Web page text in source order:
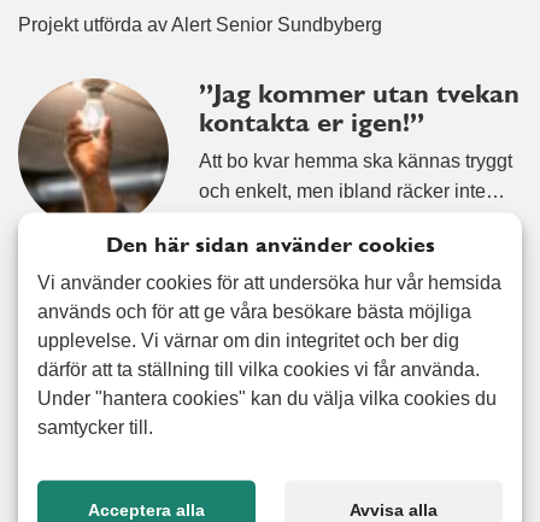
Projekt utförda av Alert Senior Sundbyberg
”Jag kommer utan tvekan
kontakta er igen!”
Att bo kvar hemma ska kännas tryggt
och enkelt, men ibland räcker inte…
Läs mer
”Honom släpper jag
aldrig” – kundens ord om
hjälpen som gjorde hela
skillnaden
Den här sidan använder cookies
Vi använder cookies för att undersöka hur vår hemsida
används och för att ge våra besökare bästa möjliga
upplevelse. Vi värnar om din integritet och ber dig
därför att ta ställning till vilka cookies vi får använda.
Under "hantera cookies" kan du välja vilka cookies du
samtycker till.
Acceptera alla Avvisa alla